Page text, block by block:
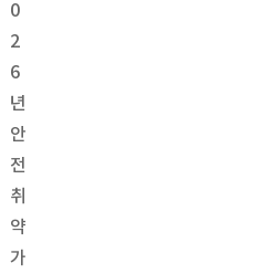
0
2
6
년
안
전
취
약
가